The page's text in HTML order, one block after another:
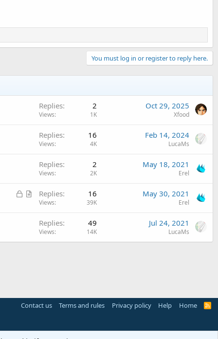
You must log in or register to reply here.
Replies 2
Views 1K
Oct 29, 2025
Xfood
Replies 16
Views 4K
Feb 14, 2024
LucaMs
Replies 2
Views 2K
May 18, 2021
Erel
L
d
A
l
Replies 16
Views 39K
May 30, 2021
Erel
Replies 49
Views 14K
Jul 24, 2021
LucaMs
Contact us Terms and rules Privacy policy Help Home
R